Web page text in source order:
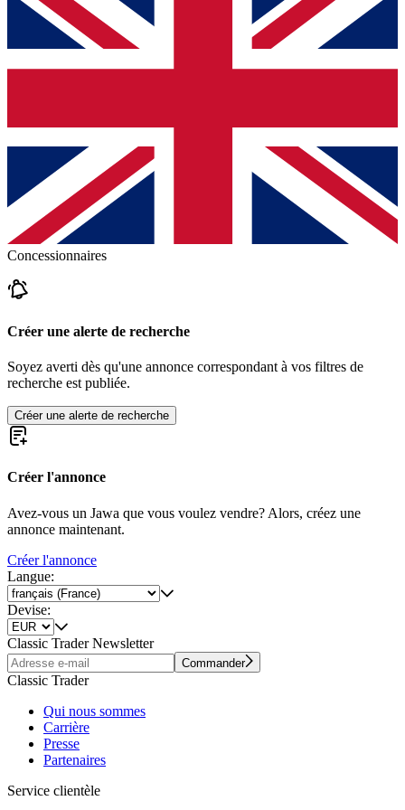
Concessionnaires
Créer une alerte de recherche
Soyez averti dès qu'une annonce correspondant à vos filtres de
recherche est publiée.
Créer une alerte de recherche
Créer l'annonce
Avez-vous un Jawa que vous voulez vendre? Alors, créez une
annonce maintenant.
Créer l'annonce
Langue:
Devise:
Classic Trader Newsletter
Commander
Classic Trader
Qui nous sommes
Carrière
Presse
Partenaires
Service clientèle